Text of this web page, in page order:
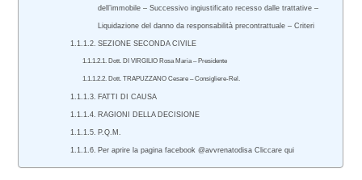
dell’immobile – Successivo ingiustificato recesso dalle trattative –
Liquidazione del danno da responsabilità precontrattuale – Criteri
SEZIONE SECONDA CIVILE
Dott. DI VIRGILIO Rosa Maria – Presidente
Dott. TRAPUZZANO Cesare – Consigliere-Rel.
FATTI DI CAUSA
RAGIONI DELLA DECISIONE
P.Q.M.
Per aprire la pagina facebook @avvrenatodisa Cliccare qui